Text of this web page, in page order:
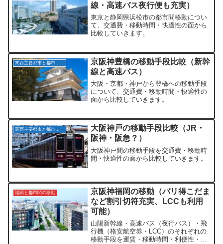
線・高速バス夜行便も充実）
東京と静岡県浜松市の都市間移動につい
て、交通費・移動時間・快適性の面から
比較していきます。
関西主要都市と都市間の移動
京阪神豊橋の移動手段比較（新幹
線と高速バス）
大阪・京都・神戸から豊橋への移動手段
について、交通費・移動時間・快適性の
面から比較していきます。
関西主要都市と都市間の移動
大阪神戸の移動手段比較（JR・
阪神・阪急？）
大阪神戸間の移動手段を交通費・移動時
間・快適性の面から比較していきます。
福岡と都市間の移動
京阪神福岡の移動（バリ得こだま
など割引切符充実、LCCも利用
可能）
山陽新幹線・高速バス（夜行バス）・飛
行機（格安航空券・LCC）のそれぞれの
移動手段を運賃・移動時間・利便性・快